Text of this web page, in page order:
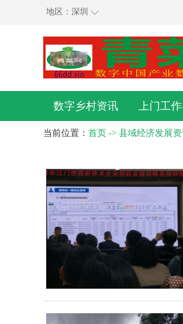
地区： 深圳
数字乡村资讯 上门工
当前位置： 首页 -> 县域经济发展